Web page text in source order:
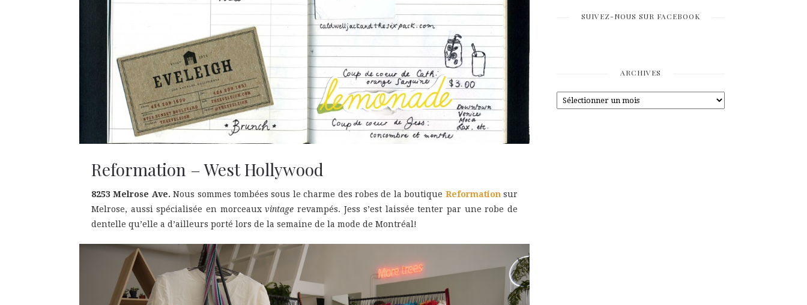
Reformation – West Hollywood
8253 Melrose Ave. Nous sommes tombées sous le charme des robes de la boutique Reformationsur
Melrose, aussi spécialisée en morceauxvintage revampés. Jess s’est laissée tenter par une robe de
dentelle qu’elle a d’ailleurs porté lors de la semaine de la mode de Montréal!
SUIVEZ-NOUS SUR FACEBOOK
ARCHIVES